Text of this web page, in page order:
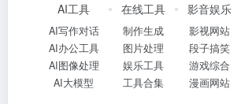
AI工具
AI写作对话
AI办公工具
AI图像处理
AI大模型
在线工具
制作生成
图片处理
娱乐工具
工具合集
影音娱乐
影视网站
段子搞笑
游戏综合
漫画网站